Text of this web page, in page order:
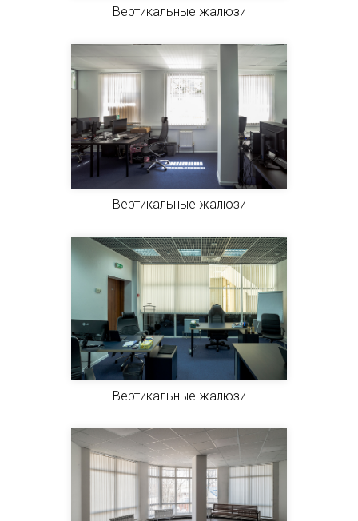
Вертикальные жалюзи
Вертикальные жалюзи
Вертикальные жалюзи